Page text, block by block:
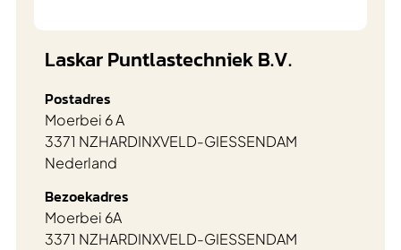
Laskar Puntlastechniek B.V.
Postadres
Moerbei 6 A
3371 NZHARDINXVELD-GIESSENDAM
Nederland
Bezoekadres
Moerbei 6A
3371 NZHARDINXVELD-GIESSENDAM